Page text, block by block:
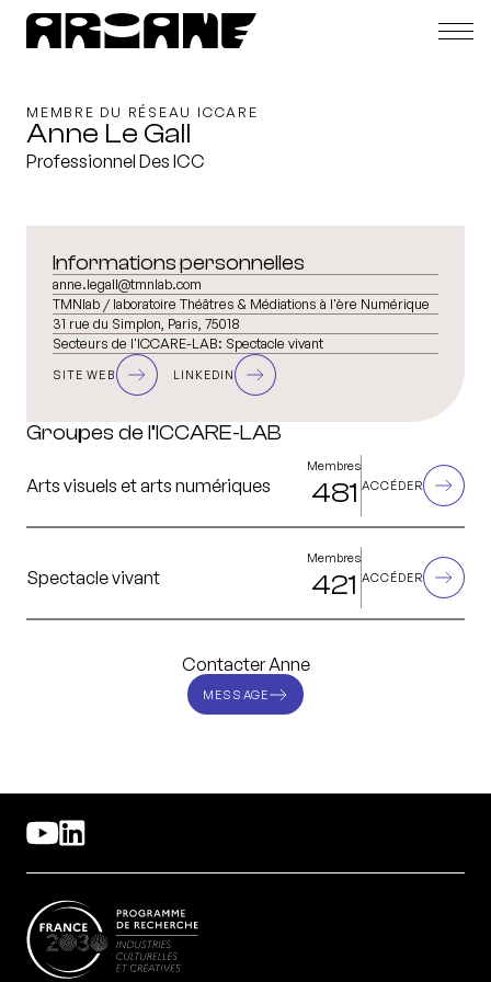
MEMBRE DU RÉSEAU ICCARE
Anne Le Gall
Professionnel Des ICC
Informations personnelles
anne.legall@tmnlab.com
TMNlab / laboratoire Théâtres & Médiations à l'ère Numérique
31 rue du Simplon, Paris, 75018
Secteurs de l'ICCARE-LAB: Spectacle vivant
SITE WEB LINKEDIN
Groupes de l’ICCARE-LAB
Arts visuels et arts numériques
Membres
481 ACCÉDER
Spectacle vivant
Membres
421 ACCÉDER
Contacter Anne
MESSAGE